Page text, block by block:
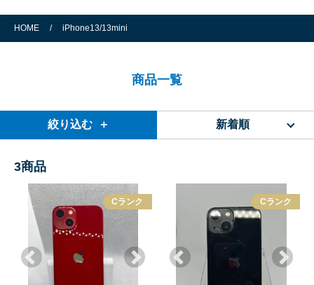
HOME / iPhone13/13mini
商品一覧
絞り込む ＋ 新着順
3商品
Cランク Cランク